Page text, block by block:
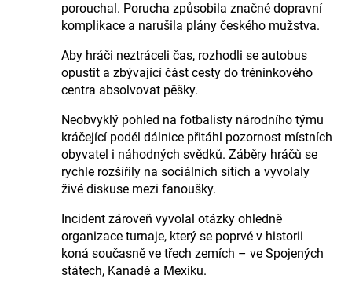
porouchal. Porucha způsobila značné dopravní
komplikace a narušila plány českého mužstva.
Aby hráči neztráceli čas, rozhodli se autobus
opustit a zbývající část cesty do tréninkového
centra absolvovat pěšky.
Neobvyklý pohled na fotbalisty národního týmu
kráčející podél dálnice přitáhl pozornost místních
obyvatel i náhodných svědků. Záběry hráčů se
rychle rozšířily na sociálních sítích a vyvolaly
živé diskuse mezi fanoušky.
Incident zároveň vyvolal otázky ohledně
organizace turnaje, který se poprvé v historii
koná současně ve třech zemích – ve Spojených
státech, Kanadě a Mexiku.